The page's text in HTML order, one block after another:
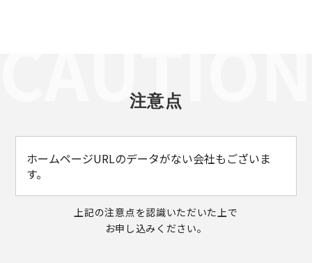
注意点
ホームページURLのデータがない会社もございま
す。
上記の注意点を認識いただいた上で
お申し込みください。